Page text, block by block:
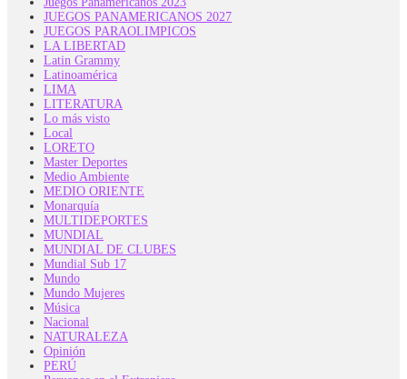
JUEGOS PANAMERICANOS 2027
JUEGOS PARAOLIMPICOS
LA LIBERTAD
Latin Grammy
Latinoamérica
LIMA
LITERATURA
Lo más visto
Local
LORETO
Master Deportes
Medio Ambiente
MEDIO ORIENTE
Monarquía
MULTIDEPORTES
MUNDIAL
MUNDIAL DE CLUBES
Mundial Sub 17
Mundo
Mundo Mujeres
Música
Nacional
NATURALEZA
Opinión
PERÚ